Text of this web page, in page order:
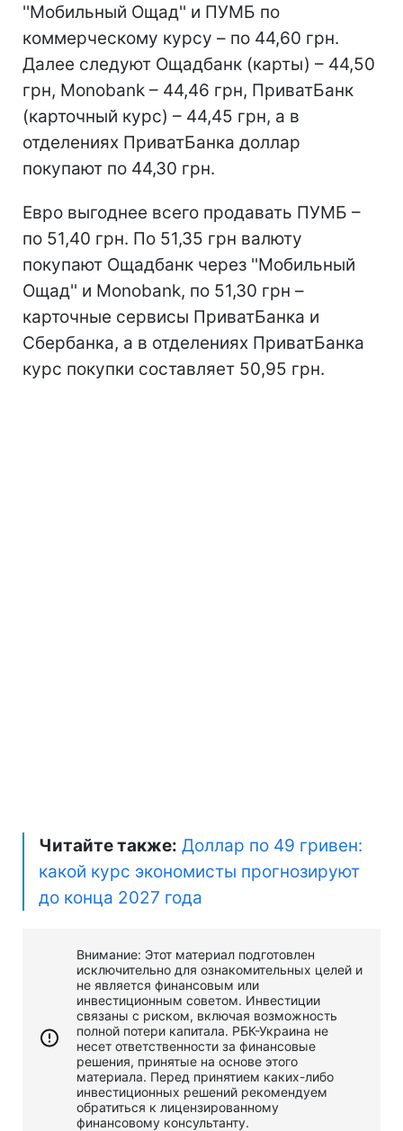
''Мобильный Ощад'' и ПУМБ по
коммерческому курсу – по 44,60 грн.
Далее следуют Ощадбанк (карты) – 44,50
грн, Monobank – 44,46 грн, ПриватБанк
(карточный курс) – 44,45 грн, а в
отделениях ПриватБанка доллар
покупают по 44,30 грн.
Евро выгоднее всего продавать ПУМБ –
по 51,40 грн. По 51,35 грн валюту
покупают Ощадбанк через ''Мобильный
Ощад'' и Monobank, по 51,30 грн –
карточные сервисы ПриватБанка и
Сбербанка, а в отделениях ПриватБанка
курс покупки составляет 50,95 грн.
Читайте также: Доллар по 49 гривен:
какой курс экономисты прогнозируют
до конца 2027 года
Внимание: Этот материал подготовлен
исключительно для ознакомительных целей и
не является финансовым или
инвестиционным советом. Инвестиции
связаны с риском, включая возможность
полной потери капитала. РБК-Украина не
несет ответственности за финансовые
решения, принятые на основе этого
материала. Перед принятием каких-либо
инвестиционных решений рекомендуем
обратиться к лицензированному
финансовому консультанту.